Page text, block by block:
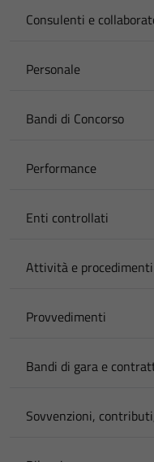
Consulenti e
Personale
Bandi di Concorso
Performance
Enti controllati
Attività e procedimenti
Provvedimenti
Bandi di gara e
Sovvenzioni,